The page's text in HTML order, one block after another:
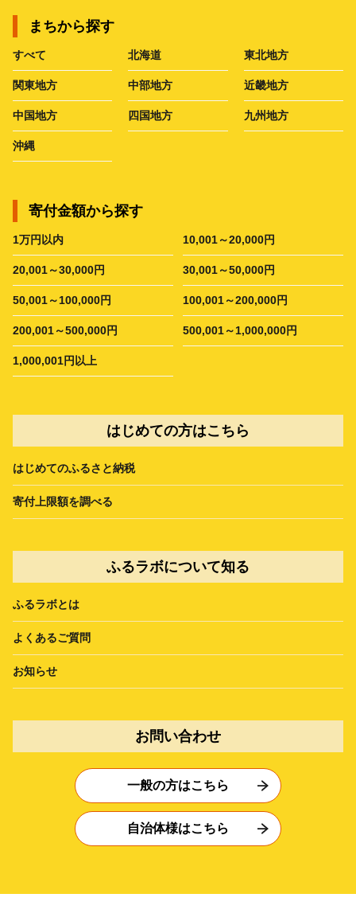
まちから探す
すべて 北海道 東北地方
関東地方 中部地方 近畿地方
中国地方 四国地方 九州地方
沖縄
寄付金額から探す
1万円以内 10,001～20,000円
20,001～30,000円 30,001～50,000円
50,001～100,000円 100,001～200,000円
200,001～500,000円 500,001～1,000,000円
1,000,001円以上
はじめての方はこちら
はじめてのふるさと納税
寄付上限額を調べる
ふるラボについて知る
ふるラボとは
よくあるご質問
お知らせ
お問い合わせ
一般の方はこちら
自治体様はこちら